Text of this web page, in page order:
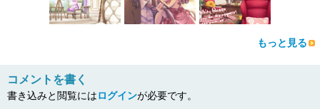
もっと見る
コメントを書く
書き込みと閲覧にはログインが必要です。